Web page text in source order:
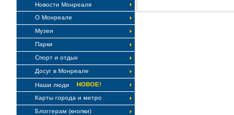
Новости Монреаля
О Монреале
Музеи
Парки
Спорт и отдых
Досуг в Монреале
Наши люди
НОВОЕ!
Карты города и метро
Блоггерам (кнопки)